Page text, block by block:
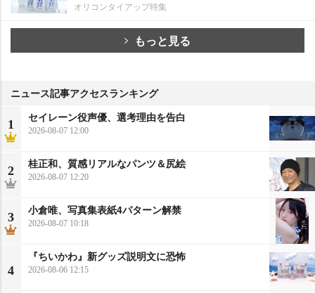
オリコンタイアップ特集
もっと見る
ニュース記事アクセスランキング
1
セイレーン役声優、選考理由を告白
2026-08-07 12:00
2
桂正和、質感リアルなパンツ＆尻絵
2026-08-07 12:20
3
小倉唯、写真集表紙4パターン解禁
2026-08-07 10:18
4
『ちいかわ』新グッズ説明文に恐怖
2026-08-06 12:15